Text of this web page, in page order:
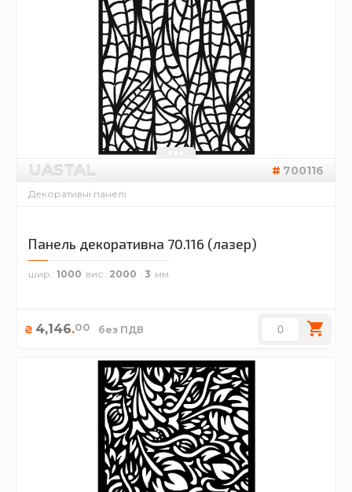
UASTAL 700116
Декоративні панелі
Панель декоративна 70.116 (лазер)
шир. 1000 вис. 2000 3
₴ 4,146.00 без ПДВ